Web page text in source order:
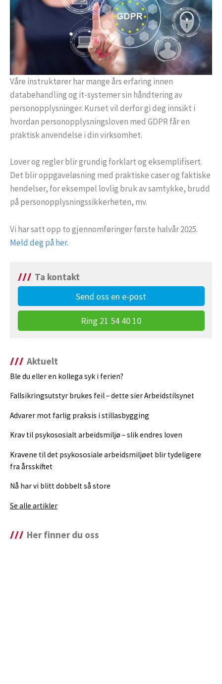
Våre instruktører har mange års erfaring innen
databehandling og it-systemer sin håndtering av
personopplysninger. Kurset vil derfor gi deg innsikt i
hvordan personopplysningsloven med GDPR får en
praktisk anvendelse i din virksomhet.
Lover og regler blir grundig forklart og eksemplifisert.
Det blir oppgaveløsning med praktiske caser og faktiske
hendelser, for eksempel lovlig bruk av samtykke, brudd
på personopplysningssikkerheten, mv.
Vi har satt opp to gjennomføringer første halvår 2025.
Meld deg på her.
Ta kontakt
Send oss en e-post
Ring 21 54 40 10
Aktuelt
Ble du eller en kollega syk i ferien?
Fallsikringsutstyr brukes feil – dette sier Arbeidstilsynet
Advarer mot farlig praksis i stillasbygging
Krav til psykososialt arbeidsmiljø – slik endres loven
Kravene til det psykososiale arbeidsmiljøet blir tydeligere
fra årsskiftet
Nå har vi blitt dobbelt så store
Se alle artikler
Her finner du oss